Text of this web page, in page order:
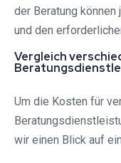
der Beratung
und den
Vergleich
Um die Kosten für
wir einen Blick auf